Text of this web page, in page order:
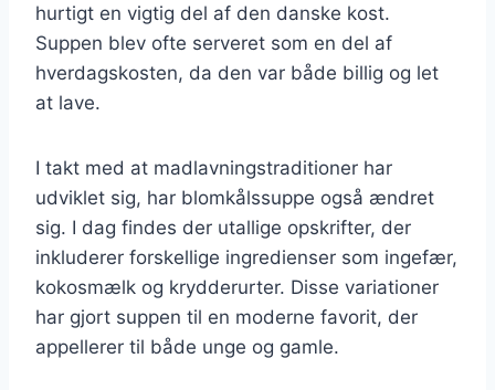
hurtigt en vigtig del af den danske kost.
Suppen blev ofte serveret som en del af
hverdagskosten, da den var både billig og let
at lave.
I takt med at madlavningstraditioner har
udviklet sig, har blomkålssuppe også ændret
sig. I dag findes der utallige opskrifter, der
inkluderer forskellige ingredienser som ingefær,
kokosmælk og krydderurter. Disse variationer
har gjort suppen til en moderne favorit, der
appellerer til både unge og gamle.